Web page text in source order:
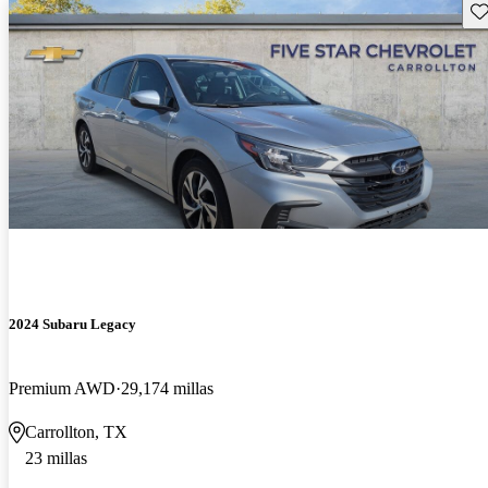
2024 Subaru Legacy
Premium AWD 29,174 millas
Carrollton, TX
23 millas